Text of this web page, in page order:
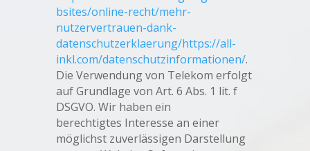
bsites/online-recht/mehr-
nutzervertrauen-dank-
datenschutzerklaerung/https://all-
inkl.com/datenschutzinformationen/.
Die Verwendung von Telekom erfolgt
auf Grundlage von Art. 6 Abs. 1 lit. f
DSGVO. Wir haben ein
berechtigtes Interesse an einer
möglichst zuverlässigen Darstellung